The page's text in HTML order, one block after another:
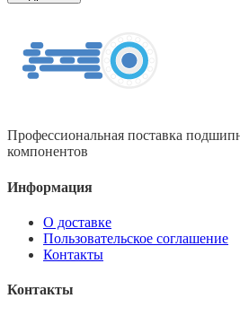
Профессиональная поставка
компонентов
Информация
О доставке
Пользовательское соглашение
Контакты
Контакты